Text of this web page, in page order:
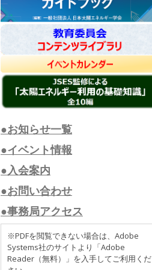
●お知らせ一覧
●イベント情報
●入会案内
●お問い合わせ
●事務局アクセス
※PDFを閲覧できない場合は、Adobe
Systems社のサイトより「Adobe
Reader（無料）」を入手してご利用くだ